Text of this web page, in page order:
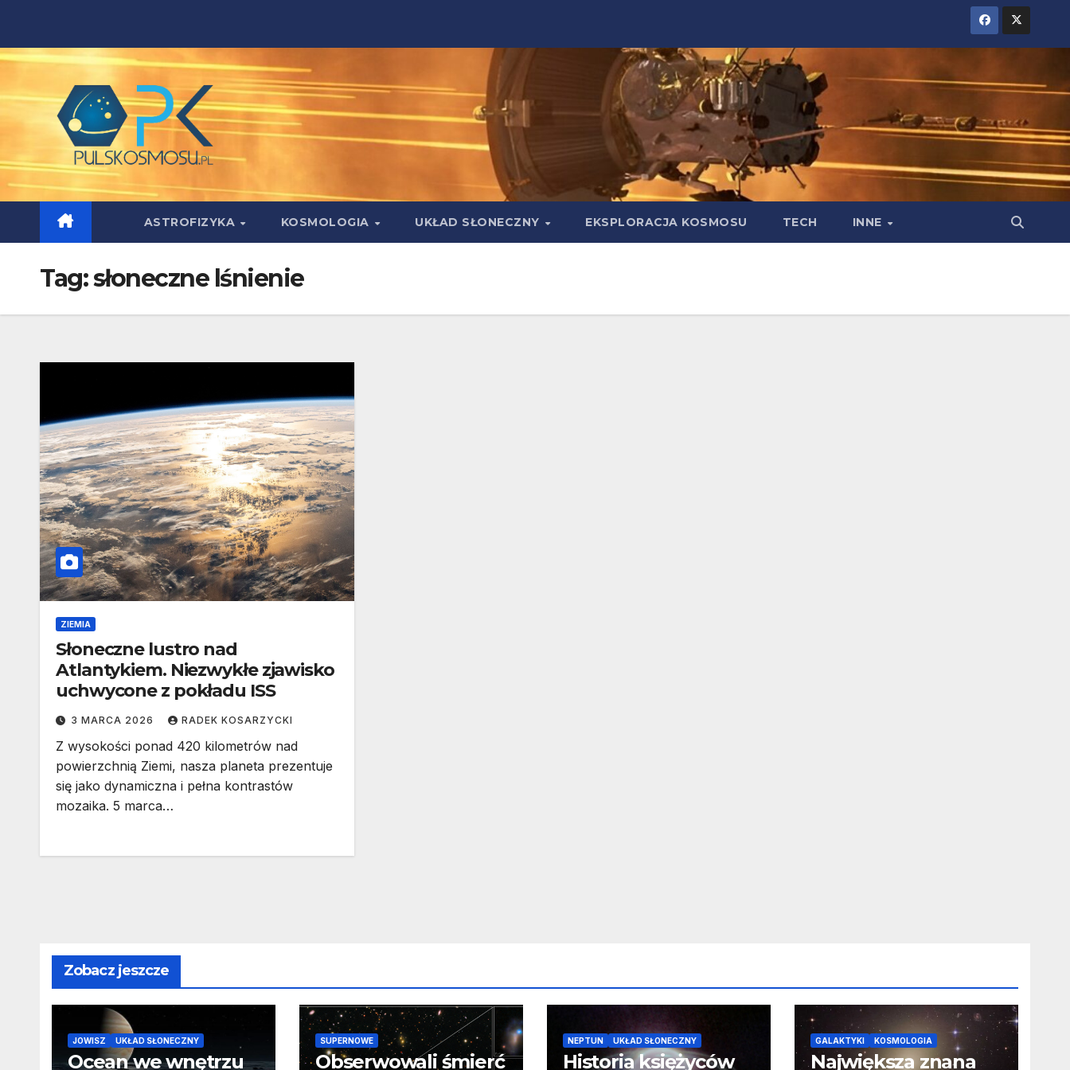
content
ASTROFIZYKA KOSMOLOGIA UKŁAD SŁONECZNY EKSPLORACJA KOSMOSU TECH INNE
Tag:słoneczne lśnienie
ZIEMIA
Słoneczne lustro nad
Atlantykiem. Niezwykłe zjawisko
uchwycone z pokładu ISS
3 MARCA 2026 RADEK KOSARZYCKI
Z wysokości ponad 420 kilometrów nad
powierzchnią Ziemi, nasza planeta prezentuje
się jako dynamiczna i pełna kontrastów
mozaika. 5 marca…
Zobacz jeszcze
JOWISZ UKŁAD SŁONECZNY
Ocean we wnętrzu
SUPERNOWE
Obserwowali śmierć
NEPTUN UKŁAD SŁONECZNY
Historia księżyców
GALAKTYKI KOSMOLOGIA
Największa znana